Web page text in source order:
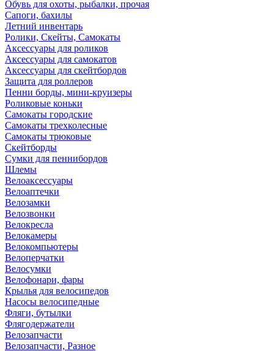
Обувь для охоты, рыбалки, прочая
Сапоги, бахилы
Летний инвентарь
Ролики, Скейты, Самокаты
Аксессуары для роликов
Аксессуары для самокатов
Аксессуары для скейтбордов
Защита для роллеров
Пенни борды, мини-круизеры
Роликовые коньки
Самокаты городские
Самокаты трехколесные
Самокаты трюковые
Скейтборды
Сумки для пеннибордов
Шлемы
Велоаксессуары
Велоаптечки
Велозамки
Велозвонки
Велокресла
Велокамеры
Велокомпьютеры
Велоперчатки
Велосумки
Велофонари, фары
Крылья для велосипедов
Насосы велосипедные
Фляги, бутылки
Флягодержатели
Велозапчасти
Велозапчасти, Разное